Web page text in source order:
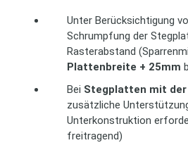
Unter Berücksichtigung
Schrumpfung der
Rasterabstand
Plattenbreite + 25mm
Bei Stegplatten mit
zusätzliche
Unterkonstruktion
freitragend)